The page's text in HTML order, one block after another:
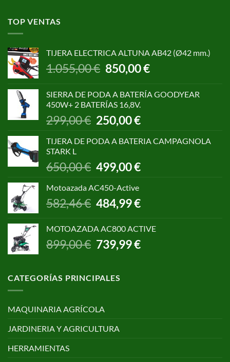
TOP VENTAS
TIJERA ELECTRICA ALTUNA AB42 (Ø42 mm.)
1.055,00€ El
precio
era:
1.055,00 €.
850,00€El
es:
SIERRA DE PODA A BATERÍA GOODYEAR
450W+ 2 BATERÍAS 16,8V.
299,00€ El
precio
original
299,00 €.
250,00€El
actual
250,00 €.
TIJERA DE PODA A BATERIA CAMPAGNOLA
STARK L
650,00€
El
precio
original
650,00 €.
499,00€El
499,00 €.
Motoazada AC450-Active
582,46€
El
precio
era:
582,46 €.
484,99€El
es:
484,99 €.
MOTOAZADA AC800 ACTIVE
899,00€ El
precio
era:
739,99€El
CATEGORÍAS PRINCIPALES
MAQUINARIA AGRÍCOLA
JARDINERIA Y AGRICULTURA
HERRAMIENTAS